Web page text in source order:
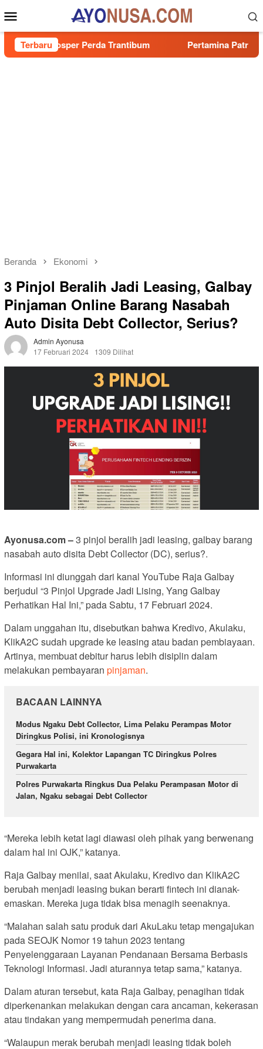
ke
kontenMobile
Terbaru
Perda Trantibum Pertamina Patra Niaga
Beranda Ekonomi
3 Pinjol Beralih Jadi Leasing, Galbay
Pinjaman Online Barang Nasabah
Auto Disita Debt Collector, Serius?
Admin Ayonusa
17 Februari 2024
1309 Dilihat
Ayonusa.com –3 pinjol beralih jadi leasing, galbay barang
nasabah auto disita Debt Collector (DC), serius?.
Informasi ini diunggah dari kanal YouTube Raja Galbay
berjudul “3 Pinjol Upgrade Jadi Lising, Yang Galbay
Perhatikan Hal Ini,” pada Sabtu, 17 Februari 2024.
Dalam unggahan itu, disebutkan bahwa Kredivo, Akulaku,
KlikA2C sudah upgrade ke leasing atau badan pembiayaan.
Artinya, membuat debitur harus lebih disiplin dalam
melakukan pembayaran pinjaman.
BACAAN LAINNYA
Modus Ngaku Debt Collector, Lima Pelaku Perampas Motor
Diringkus Polisi, ini Kronologisnya
Gegara Hal ini, Kolektor Lapangan TC Diringkus Polres
Purwakarta
Polres Purwakarta Ringkus Dua Pelaku Perampasan Motor di
Jalan, Ngaku sebagai Debt Collector
“Mereka lebih ketat lagi diawasi oleh pihak yang berwenang
dalam hal ini OJK,” katanya.
Raja Galbay menilai, saat Akulaku, Kredivo dan KlikA2C
berubah menjadi leasing bukan berarti fintech ini dianak-
emaskan. Mereka juga tidak bisa menagih seenaknya.
“Malahan salah satu produk dari AkuLaku tetap mengajukan
pada SEOJK Nomor 19 tahun 2023 tentang
Penyelenggaraan Layanan Pendanaan Bersama Berbasis
Teknologi Informasi. Jadi aturannya tetap sama,” katanya.
Dalam aturan tersebut, kata Raja Galbay, penagihan tidak
diperkenankan melakukan dengan cara ancaman, kekerasan
atau tindakan yang mempermudah penerima dana.
“Walaupun merak berubah menjadi leasing tidak boleh